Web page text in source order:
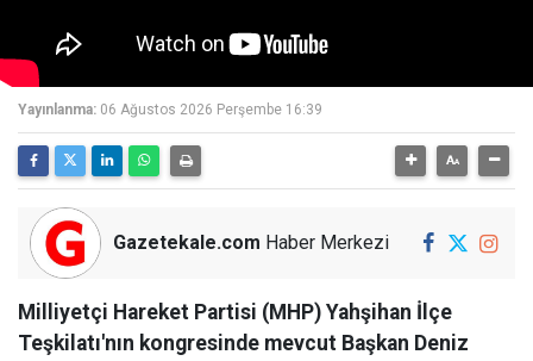
Yayınlanma: 06 Ağustos 2026 Perşembe 16:39
Gazetekale.com Haber Merkezi
Milliyetçi Hareket Partisi (MHP) Yahşihan İlçe
Teşkilatı'nın kongresinde mevcut Başkan Deniz